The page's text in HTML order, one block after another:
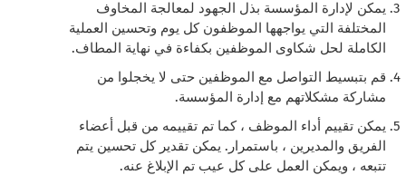
يمكن لإدارة المؤسسة بذل الجهود لمعالجة المخاوف
المختلفة التي يواجهها الموظفون كل يوم وتحسين العملية
الكاملة لحل شكاوى الموظفين بكفاءة في نهاية المطاف.
قم بتبسيط التواصل مع الموظفين حتى لا يخجلوا من
مشاركة مشكلاتهم مع إدارة المؤسسة.
يمكن تقييم أداء الموظف ، كما تم تقييمه من قبل أعضاء
الفريق والمديرين ، باستمرار. يمكن تقدير كل تحسين يتم
تتبعه ، ويمكن العمل على كل عيب تم الإبلاغ عنه.